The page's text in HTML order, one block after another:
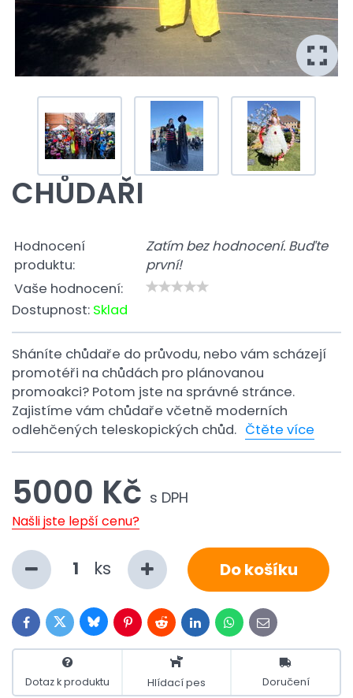
CHŮDAŘI
Hodnocení
produktu:
Zatím bez hodnocení. Buďte
první!
Vaše hodnocení:
Dostupnost: Sklad
Sháníte chůdaře do průvodu, nebo vám scházejí
promotéři na chůdách pro plánovanou
promoakci? Potom jste na správné stránce.
Zajistíme vám chůdaře včetně moderních
odlehčených teleskopických chůd. Čtěte více
5000 Kč s DPH
Našli jste lepší cenu?
ks Do košíku
FacebookTwitterBlueskyPinterestRedditLinkedInWhatsApp
E-
mail
Dotaz k produktu Hlídací pes Doručení